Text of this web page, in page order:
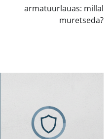
armatuurlauas: millal
muretseda?